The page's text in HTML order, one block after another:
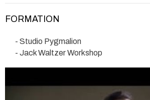
FORMATION
- Studio Pygmalion
- Jack Waltzer Workshop